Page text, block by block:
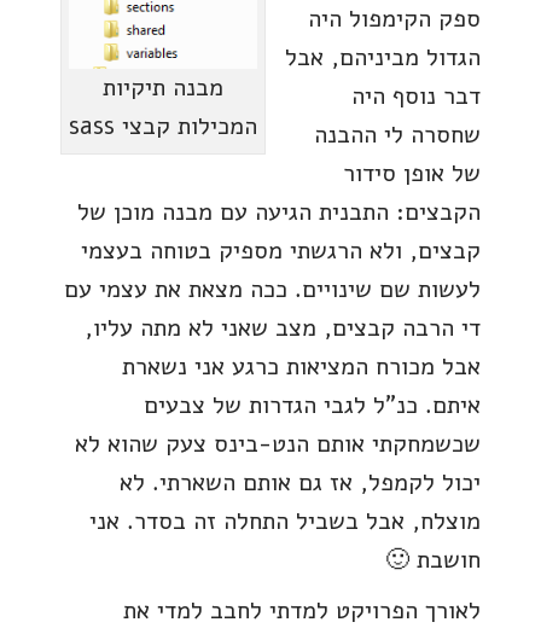
מבנה תיקיות
המכילות קבצי sass
ספק הקימפול היה
הגדול מביניהם, אבל
דבר נוסף היה
שחסרה לי ההבנה
של אופן סידור
הקבצים: התבנית הגיעה עם מבנה מוכן של
קבצים, ולא הרגשתי מספיק בטוחה בעצמי
לעשות שם שינויים. ככה מצאת את עצמי עם
די הרבה קבצים, מצב שאני לא מתה עליו,
אבל מכורח המציאות כרגע אני נשארת
איתם. כנ"ל לגבי הגדרות של צבעים
שכשמחקתי אותם הנט-בינס צעק שהוא לא
יכול לקמפל, אז גם אותם השארתי. לא
מוצלח, אבל בשביל התחלה זה בסדר. אני
חושבת 🙂
לאורך הפרויקט למדתי לחבב למדי את